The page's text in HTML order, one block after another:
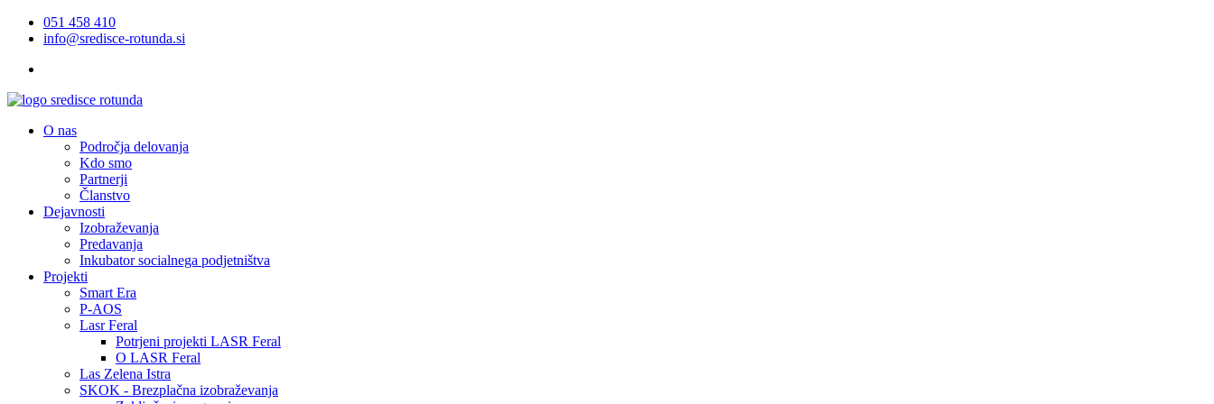
051 458 410
info@sredisce-rotunda.si
O nas
Področja delovanja
Kdo smo
Partnerji
Članstvo
Dejavnosti
Izobraževanja
Predavanja
Inkubator socialnega podjetništva
Projekti
Smart Era
P-AOS
Lasr Feral
Potrjeni projekti LASR Feral
O LASR Feral
Las Zelena Istra
SKOK - Brezplačna izobraževanja